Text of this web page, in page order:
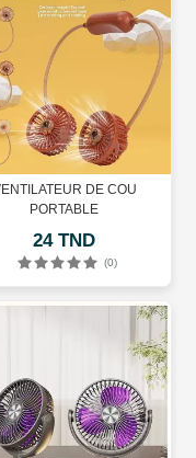
DE COU
PORTABLE
24 TND
(0)